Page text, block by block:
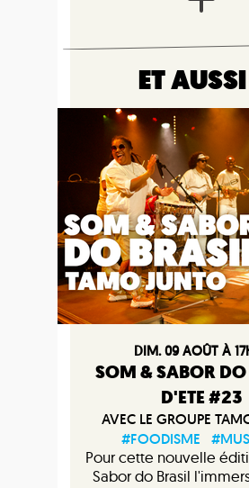
ET AUSSI
DIM. 09 AOÛT À
SOM & SABOR
D'ETE #23
AVEC LE GROUPE
#FOODISME
Pour cette nouvelle
Sabor do Brasil